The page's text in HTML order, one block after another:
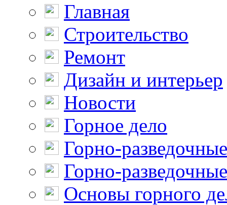
Главная
Строительство
Ремонт
Дизайн и интерьер
Новости
Горное дело
Горно-
Горно-
Основы горного